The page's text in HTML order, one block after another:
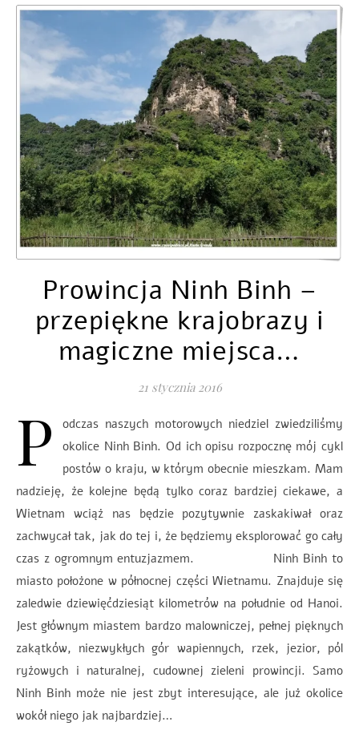
Prowincja Ninh Binh –
przepiękne krajobrazy i
magiczne miejsca…
21 stycznia 2016
P
odczas naszych motorowych niedziel zwiedziliśmy
okolice Ninh Binh. Od ich opisu rozpocznę mój cykl
postów o kraju, w którym obecnie mieszkam. Mam
nadzieję, że kolejne będą tylko coraz bardziej ciekawe, a
Wietnam wciąż nas będzie pozytywnie zaskakiwał oraz
zachwycał tak, jak do tej i, że będziemy eksplorować go cały
czas z ogromnym entuzjazmem. Ninh Binh to
miasto położone w północnej części Wietnamu. Znajduje się
zaledwie dziewięćdziesiąt kilometrów na południe od Hanoi.
Jest głównym miastem bardzo malowniczej, pełnej pięknych
zakątków, niezwykłych gór wapiennych, rzek, jezior, pól
ryżowych i naturalnej, cudownej zieleni prowincji. Samo
Ninh Binh może nie jest zbyt interesujące, ale już okolice
wokół niego jak najbardziej…